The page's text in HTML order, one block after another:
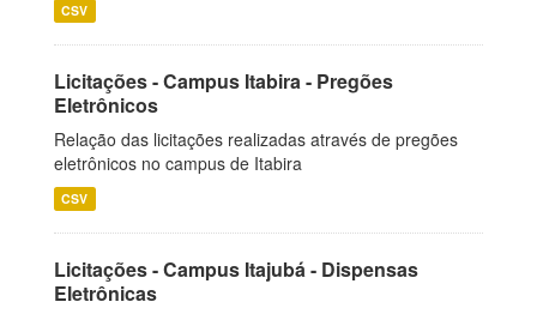
CSV
Licitações - Campus Itabira - Pregões
Eletrônicos
Relação das licitações realizadas através de pregões
eletrônicos no campus de Itabira
CSV
Licitações - Campus Itajubá - Dispensas
Eletrônicas